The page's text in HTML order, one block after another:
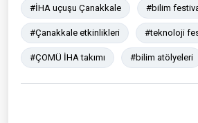
#İHA uçuşu Çanakkale #bilim
#Çanakkale etkinlikleri #teknoloji
#ÇOMÜ İHA takımı #bilim atölyeleri